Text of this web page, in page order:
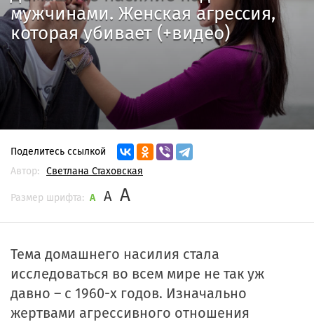
мужчинами. Женская агрессия,
которая убивает (+видео)
Поделитесь ссылкой
Автор:
Светлана Стаховская
Размер шрифта: A A A
Тема домашнего насилия стала
исследоваться во всем мире не так уж
давно – с 1960-х годов. Изначально
жертвами агрессивного отношения